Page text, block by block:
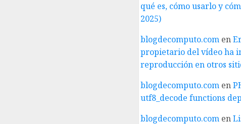
qué es, cómo usarlo y
2025)
blogdecomputo.comen
propietario del vídeo ha
reproducción en otros
blogdecomputo.comen
utf8_decode functions
blogdecomputo.comen